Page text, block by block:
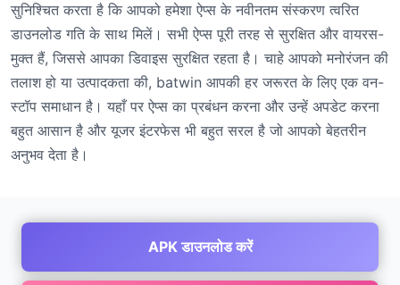
सुनिश्चित करता है कि आपको हमेशा ऐप्स के नवीनतम संस्करण त्वरित
डाउनलोड गति के साथ मिलें। सभी ऐप्स पूरी तरह से सुरक्षित और वायरस-
मुक्त हैं, जिससे आपका डिवाइस सुरक्षित रहता है। चाहे आपको मनोरंजन की
तलाश हो या उत्पादकता की, batwin आपकी हर जरूरत के लिए एक वन-
स्टॉप समाधान है। यहाँ पर ऐप्स का प्रबंधन करना और उन्हें अपडेट करना
बहुत आसान है और यूजर इंटरफेस भी बहुत सरल है जो आपको बेहतरीन
अनुभव देता है।
APK डाउनलोड करें